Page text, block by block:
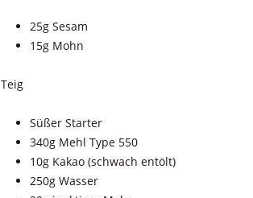
25g Sesam
15g Mohn
Teig
Süßer Starter
340g Mehl Type 550
10g Kakao (schwach entölt)
250g Wasser